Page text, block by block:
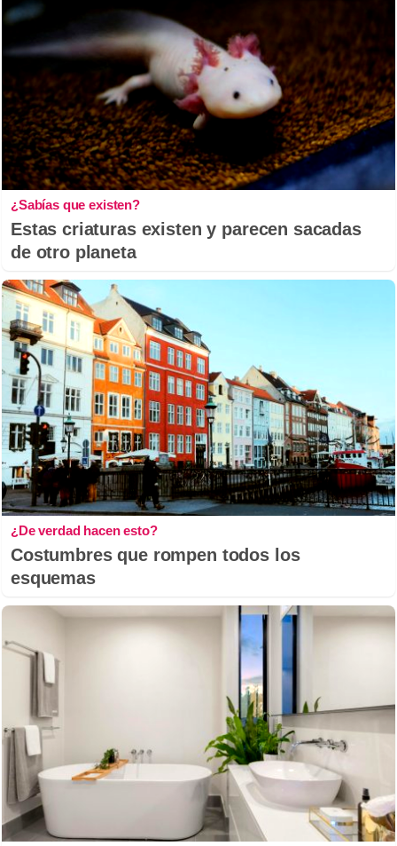
¿Sabías que existen?
Estas criaturas existen y parecen sacadas
de otro planeta
¿De verdad hacen esto?
Costumbres que rompen todos los
esquemas